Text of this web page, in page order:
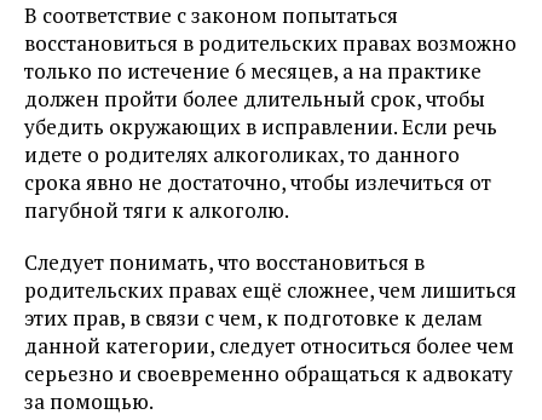
В соответствие с законом попытаться
восстановиться в родительских правах возможно
только по истечение 6 месяцев, а на практике
должен пройти более длительный срок, чтобы
убедить окружающих в исправлении. Если речь
идете о родителях алкоголиках, то данного
срока явно не достаточно, чтобы излечиться от
пагубной тяги к алкоголю.
Следует понимать, что восстановиться в
родительских правах ещё сложнее, чем лишиться
этих прав, в связи с чем, к подготовке к делам
данной категории, следует относиться более чем
серьезно и своевременно обращаться к адвокату
за помощью.